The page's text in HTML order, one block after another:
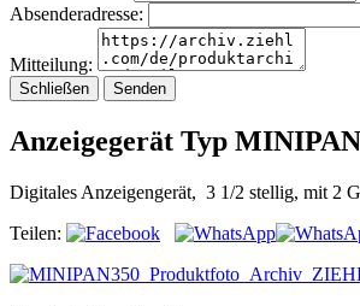
Absenderadresse:
Mitteilung:
Schließen Senden
Anzeigegerät Typ
Digitales Anzeigengerät, 3 1/2 stellig, mit 2
Teilen: